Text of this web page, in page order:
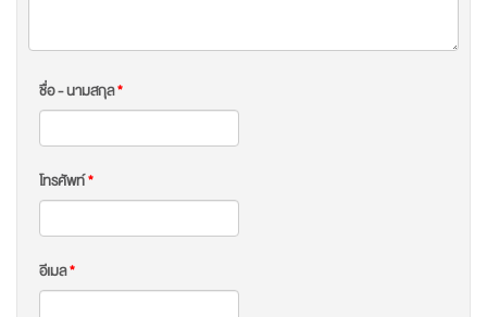
ชื่อ - นามสกุล*
โทรศัพท์*
อีเมล*